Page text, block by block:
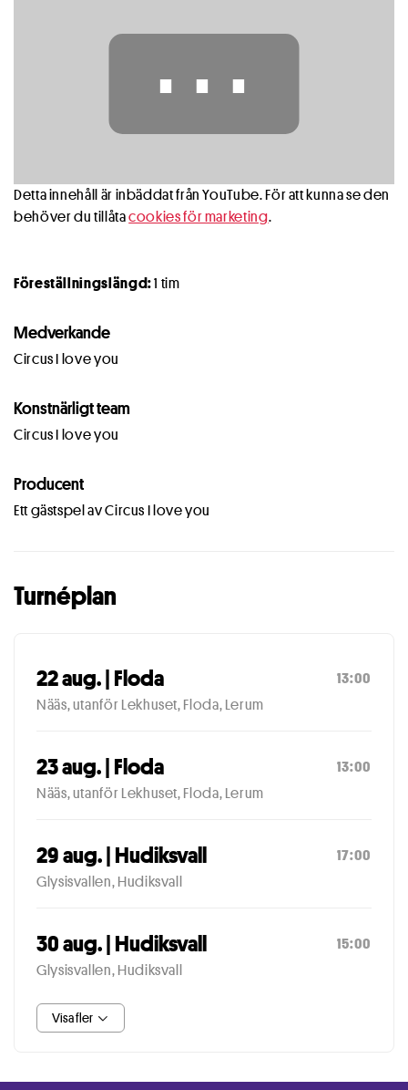
⋯
Detta innehåll är inbäddat från YouTube. För att kunna se den
behöver du tillåtacookies för marketing.
Föreställningslängd:1 tim
Medverkande
Circus I love you
Konstnärligt team
Circus I love you
Producent
Ett gästspel av Circus I love you
Turnéplan
22 aug. | Floda
Nääs, utanför Lekhuset, Floda, Lerum
13:00
23 aug. | Floda
Nääs, utanför Lekhuset, Floda, Lerum
13:00
29 aug. | Hudiksvall
Glysisvallen, Hudiksvall
17:00
30 aug. | Hudiksvall
Glysisvallen, Hudiksvall
15:00
Visa fler